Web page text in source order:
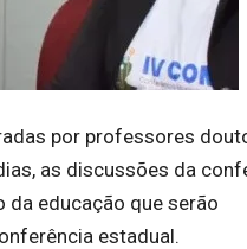
por professores
as discussões da
educação que serão
estadual.